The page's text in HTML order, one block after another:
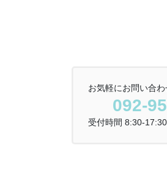
お気軽にお問い合わ
092-
受付時間 8:30-